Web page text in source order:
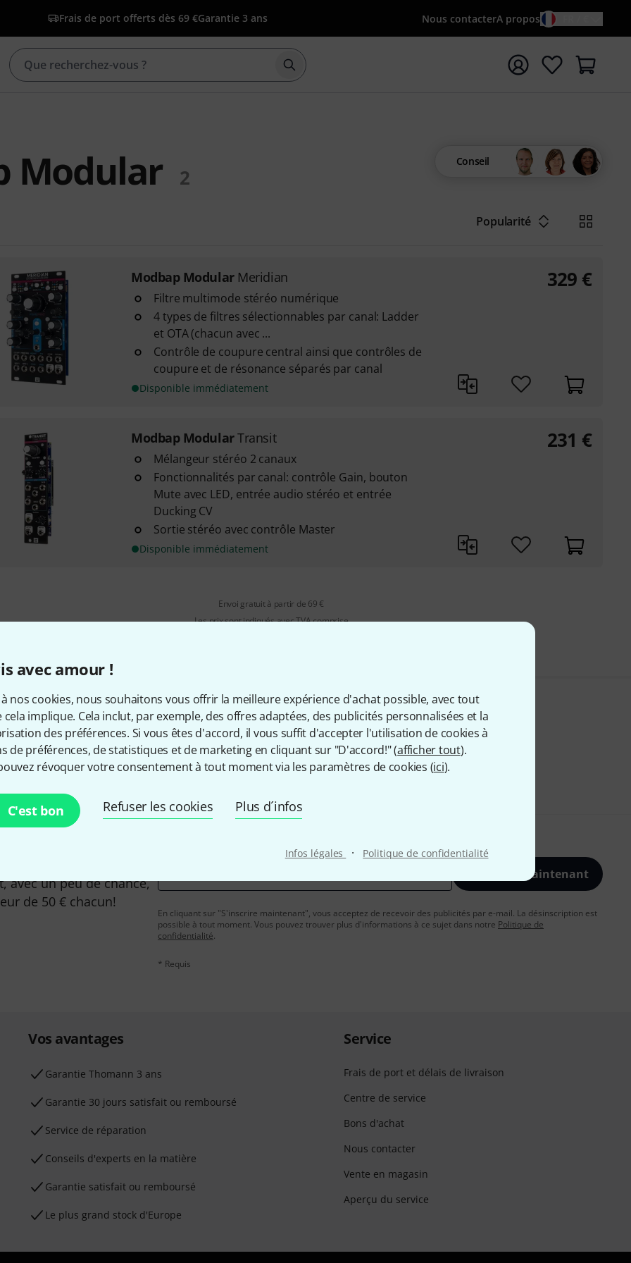
avec amour !
à nos cookies, nous souhaitons vous offrir la meilleure expérience d'achat possible, avec tout
cela implique. Cela inclut, par exemple, des offres adaptées, des publicités personnalisées et la
des préférences. Si vous êtes d'accord, il vous suffit d'accepter l'utilisation de cookies à
de préférences, de statistiques et de marketing en cliquant sur "D'accord!" (afficher tout).
révoquer votre consentement à tout moment via les paramètres de cookies (ici).
C'est bon Refuser les cookies Plus d´infos
Infos légales · Politique de confidentialité
Frais de port offerts dès 69 €Garantie 3 ans Nous contacterA propos
Démarrer la recherche avec le terme de recherche
Modular 2
Conseil
Popularité
Modbap Modular Meridian
Filtre multimode stéréo numérique
4 types de filtres sélectionnables par canal: Ladder
et OTA (chacun avec ...
Contrôle de coupure central ainsi que contrôles de
coupure et de résonance séparés par canal
Disponible immédiatement
329 €
Modbap ModularTransit
Mélangeur stéréo 2 canaux
Fonctionnalités par canal: contrôle Gain, bouton
Mute avec LED, entrée audio stéréo et entrée
Ducking CV
Sortie stéréo avec contrôle Master
Disponible immédiatement
231 €
Envoi gratuit à partir de 69 €
Les prix sont indiqués avec TVA comprise
Aimez-vous ce que vous voyez ?
Partager Aide et commentaires
avec un peu de chance,
de 50 € chacun!
S'inscrire maintenant
En cliquant sur "S'inscrire maintenant", vous acceptez de recevoir des publicités par e-mail. La désinscription est
possible à tout moment. Vous pouvez trouver plus d'informations à ce sujet dans notre Politique de
confidentialité.
* Requis
Vos avantages
Ga­ran­tie Thomann 3 ans
Garantie 30 jours satisfait ou remboursé
Service de réparation
Conseils d'experts en la matière
Garantie satisfait ou remboursé
Le plus grand stock d'Europe
Service
Frais de port et délais de livraison
Centre de service
Bons d'achat
Nous contacter
Vente en magasin
Aperçu du service